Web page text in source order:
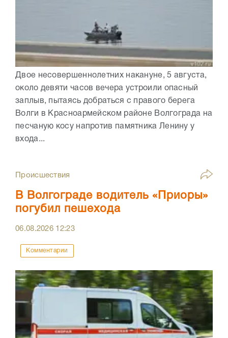
Двое несовершеннолетних накануне, 5 августа,
около девяти часов вечера устроили опасный
заплыв, пытаясь добраться с правого берега
Волги в Красноармейском районе Волгограда на
песчаную косу напротив памятника Ленину у
входа...
Происшествия
В Волгограде водитель «Приоры»
погубил пешехода
06.08.2026 12:23
Комментарии